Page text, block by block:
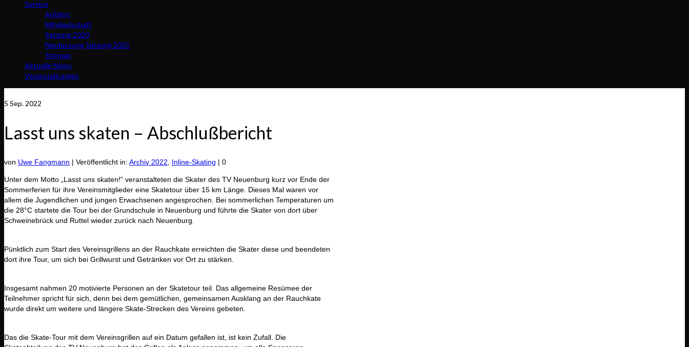
Service
Anfahrt
Mitgliedschaft
Satzung 2020
Neufassung Satzung 2025
Sitemap
Aktuelle News
Veranstaltungen
5 Sep. 2022
Lasst uns skaten – Abschlußbericht
von Uwe Fangmann | Veröffentlicht in: Archiv 2022, Inline-Skating | 0
Unter dem Motto „Lasst uns skaten!“ veranstalteten die Skater des TV Neuenburg kurz vor Ende der
Sommerferien für ihre Vereinsmitglieder eine Skatetour über 15 km Länge. Dieses Mal waren vor
allem die Jugendlichen und jungen Erwachsenen angesprochen. Bei sommerlichen Temperaturen um
die 28°C startete die Tour bei der Grundschule in Neuenburg und führte die Skater von dort über
Schweinebrück und Ruttel wieder zurück nach Neuenburg.
Pünktlich zum Start des Vereinsgrillens an der Rauchkate erreichten die Skater diese und beendeten
dort ihre Tour, um sich bei Grillwurst und Getränken vor Ort zu stärken.
Insgesamt nahmen 20 motivierte Personen an der Skatetour teil. Das allgemeine Resümee der
Teilnehmer spricht für sich, denn bei dem gemütlichen, gemeinsamen Ausklang an der Rauchkate
wurde direkt um weitere und längere Skate-Strecken des Vereins gebeten.
Das die Skate-Tour mit dem Vereinsgrillen auf ein Datum gefallen ist, ist kein Zufall. Die